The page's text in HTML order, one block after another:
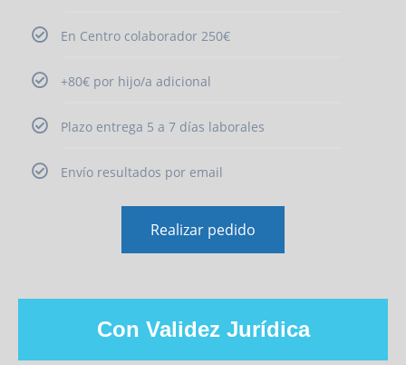
En Centro colaborador 250€
+80€ por hijo/a adicional
Plazo entrega 5 a 7 días laborales
Envío resultados por email
Realizar pedido
Con Validez Jurídica